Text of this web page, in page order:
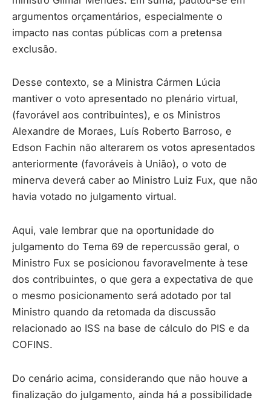
argumentos orçamentários, especialmente o
impacto nas contas públicas com a pretensa
exclusão.
Desse contexto, se a Ministra Cármen Lúcia
mantiver o voto apresentado no plenário virtual,
(favorável aos contribuintes), e os Ministros
Alexandre de Moraes, Luís Roberto Barroso, e
Edson Fachin não alterarem os votos apresentados
anteriormente (favoráveis à União), o voto de
minerva deverá caber ao Ministro Luiz Fux, que não
havia votado no julgamento virtual.
Aqui, vale lembrar que na oportunidade do
julgamento do Tema 69 de repercussão geral, o
Ministro Fux se posicionou favoravelmente à tese
dos contribuintes, o que gera a expectativa de que
o mesmo posicionamento será adotado por tal
Ministro quando da retomada da discussão
relacionado ao ISS na base de cálculo do PIS e da
COFINS.
Do cenário acima, considerando que não houve a
finalização do julgamento, ainda há a possibilidade